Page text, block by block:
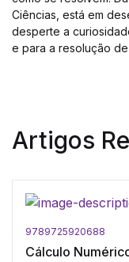
Ciências, está em
desperte a
e para a resolução
Artigos
9789725920688
Cálculo